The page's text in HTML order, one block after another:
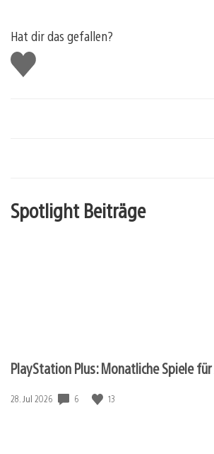
Hat dir das gefallen?
Gefällt
mir
Spotlight Beiträge
PlayStation Plus: Monatliche Spiele
Veröffentlichungsdatum:
28. Jul 2026 6 13